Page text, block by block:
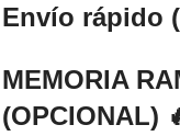
Envío rápido
MEMORIA
(OPCIONAL)